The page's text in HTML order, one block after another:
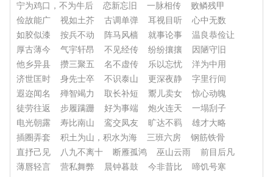
宁为鸡口，不为牛后
恋新忘旧 一脉相传
败鳞残甲
俭故能广
视如土芥 古调单弹 耳视目听
心中无数
如胶似漆
按兵不动 阵马风樯 就事论事
温良恭俭让
厚古薄今
气宇轩昂 不见经传 纷纷攘攘
因陋守旧
他乡异县
攒三聚五 名不虚传 乐以忘忧
洋为中用
济世匡时
身先士卒 不识泰山 更深夜静
字里行间
遐迩闻名
殚智竭力 取长补短 鬻儿卖女
惊心动魄
徒劳往返
步履蹒跚 好为事端 炮火连天
一塌刮子
电光朝露
寿比南山 鸾交凤友 旷达不羁
雄才大略
插圈弄套
积土为山，积水为海 三班六房
钢筋铁骨
直抒己见
八九不离十 断雁孤鸿 巫山云雨
前目后凡
薄唇轻言
营私舞弊 晨钟暮鼓 今非昔比
啼饥号寒